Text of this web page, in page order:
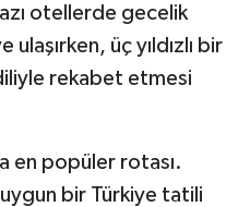
otellerde gecelik
üç yıldızlı bir
rekabet etmesi
en popüler rotası.
bir Türkiye tatili